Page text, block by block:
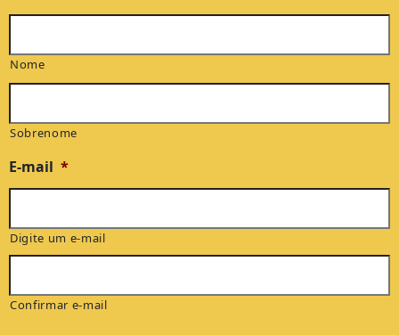
Nome
Sobrenome
E-mail *
Digite um e-mail
Confirmar e-mail